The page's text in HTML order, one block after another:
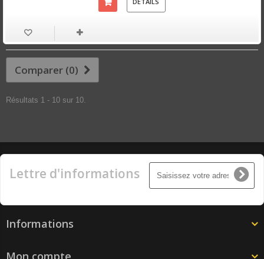
Comparer (0)
Résultats 1 - 10 sur 10.
Lettre d'informations
Informations